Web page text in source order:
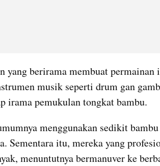
yang berirama membuat
musik seperti drum gan
irama pemukulan tongkat bambu.
menggunakan sedikit
Sementara itu, mereka yang
menuntutnya bermanuver ke